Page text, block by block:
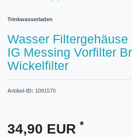
Trinkwasserladen
Wasser
IG Messing Vorfilter
Wickelfilter
Artikel-ID: 1091570
34,90 EUR *